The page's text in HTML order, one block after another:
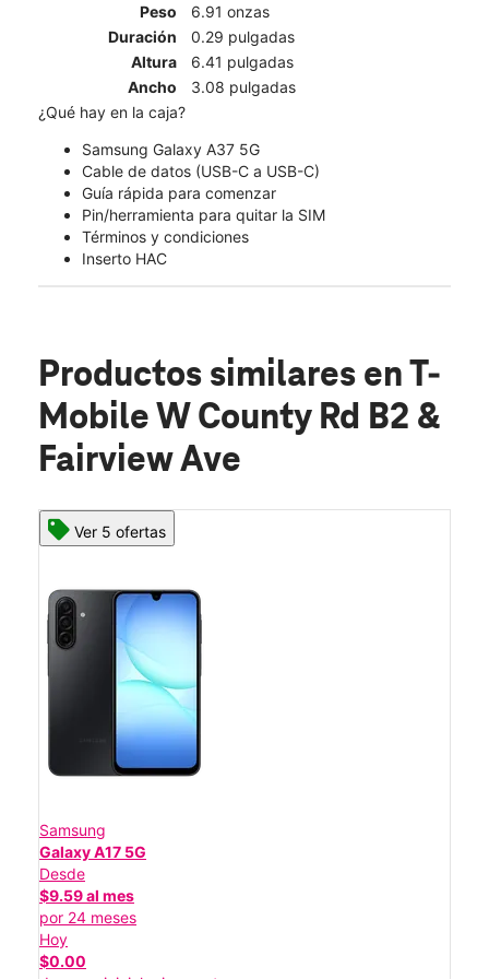
Peso
6.91 onzas
Duración
0.29 pulgadas
Altura
6.41 pulgadas
Ancho
3.08 pulgadas
¿Qué hay en la caja?
Samsung Galaxy A37 5G
Cable de datos (USB-C a USB-C)
Guía rápida para comenzar
Pin/herramienta para quitar la SIM
Términos y condiciones
Inserto HAC
Productos similares en T-
Mobile W County Rd B2 &
Fairview Ave
Ver 5 ofertas
Samsung
Galaxy A17 5G
Desde
$9.59 al mes
por 24 meses
Hoy
$0.00